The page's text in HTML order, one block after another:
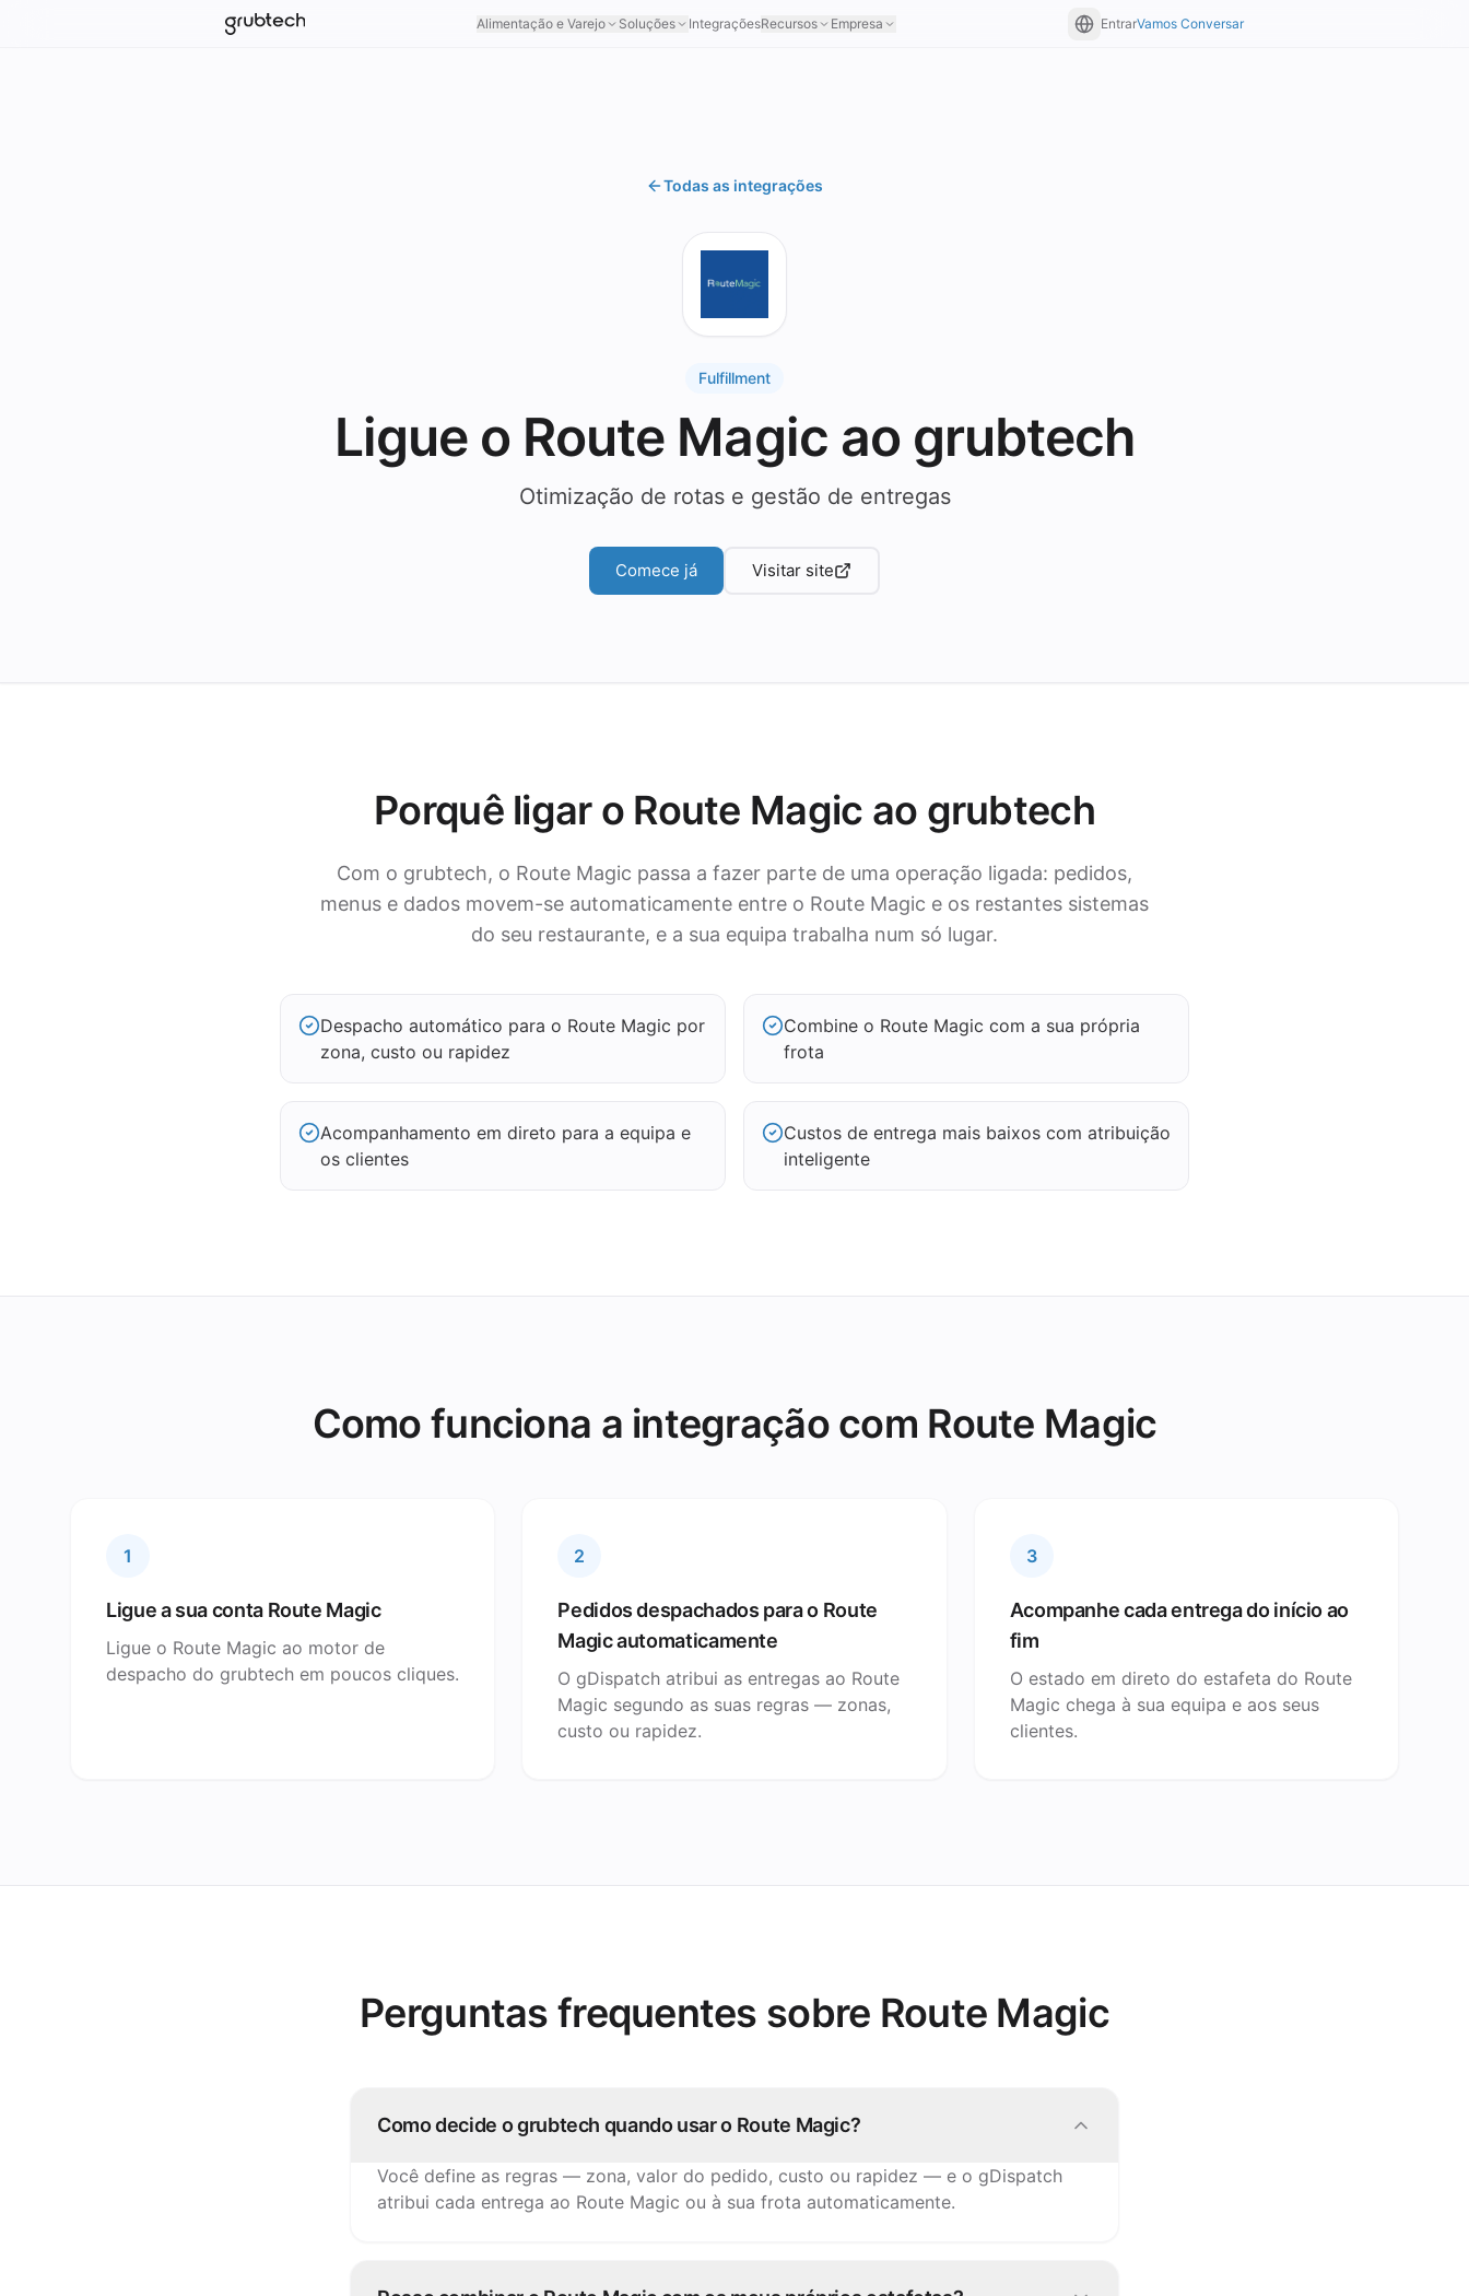
Alimentação e Varejo Soluções IntegraçõesRecursos Empresa EntrarVamos Conversar
Todas as integrações
Fulfillment
Ligue o Route Magic ao grubtech
Otimização de rotas e gestão de entregas
Comece já Visitar site
Porquê ligar o Route Magic ao grubtech
Com o grubtech, o Route Magic passa a fazer parte de uma operação ligada: pedidos,
menus e dados movem-se automaticamente entre o Route Magic e os restantes sistemas
do seu restaurante, e a sua equipa trabalha num só lugar.
Despacho automático para o Route Magic por
zona, custo ou rapidez
Combine o Route Magic com a sua própria
frota
Acompanhamento em direto para a equipa e
os clientes
Custos de entrega mais baixos com atribuição
inteligente
Como funciona a integração com Route Magic
1
Ligue a sua conta Route Magic
Ligue o Route Magic ao motor de
despacho do grubtech em poucos cliques.
2
Pedidos despachados para o Route
Magic automaticamente
O gDispatch atribui as entregas ao Route
Magic segundo as suas regras — zonas,
custo ou rapidez.
3
Acompanhe cada entrega do início ao
fim
O estado em direto do estafeta do Route
Magic chega à sua equipa e aos seus
clientes.
Perguntas frequentes sobre Route Magic
Como decide o grubtech quando usar o Route Magic?
Você define as regras — zona, valor do pedido, custo ou rapidez — e o gDispatch
atribui cada entrega ao Route Magic ou à sua frota automaticamente.